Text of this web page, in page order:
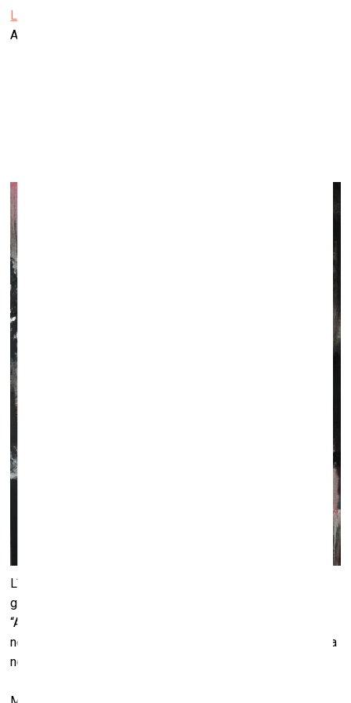
Liepājas Mūzikas, mākslas un dizaina vidusskola
Alejas iela 18, Liepāja
Līdz 31. janvārim Kalnciema kvartāla galerijā skatāma
gleznotājas Intas Celmiņas izstāde “Ainavas tēls”. Izstādē
“Ainavas tēls” māksliniece aicina skatītāju ieraudzīt ainavu
nevis kā konkrētu vietu, bet kā viņas pārdzīvojumu un mirkļa
noskaņu.